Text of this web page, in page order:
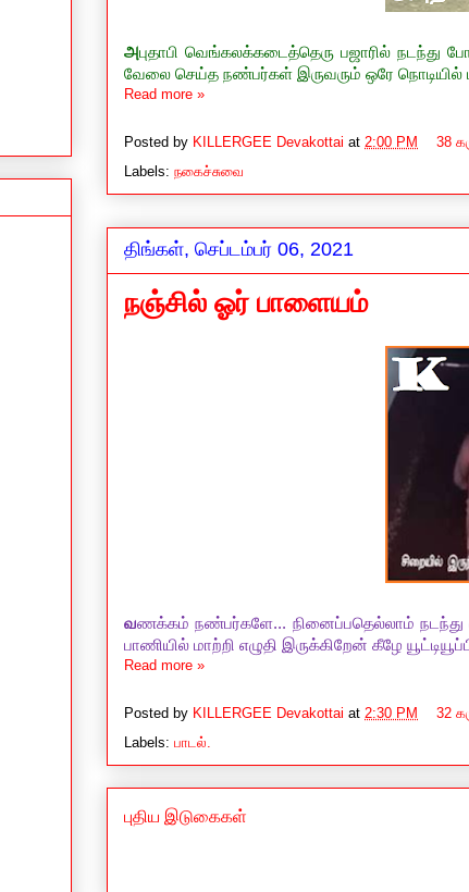
அபுதாபி வெங்கலக்கடைத்தெரு பஜாரில் நடந்து
வேலை செய்த நண்பர்கள் இருவரும் ஒரே நொடியில்
Read more »
Posted by KILLERGEE Devakottai at 2:00 PM
38
Labels: நகைச்சுவை
திங்கள், செப்டம்பர் 06, 2021
நஞ்சில் ஓர் பாளையம்
வணக்கம் நண்பர்களே... நினைப்பதெல்லாம்
பாணியில் மாற்றி எழுதி இருக்கிறேன் கீழே
Read more »
Posted by KILLERGEE Devakottai at 2:30 PM
32
Labels: பாடல்.
புதிய இடுகைகள்